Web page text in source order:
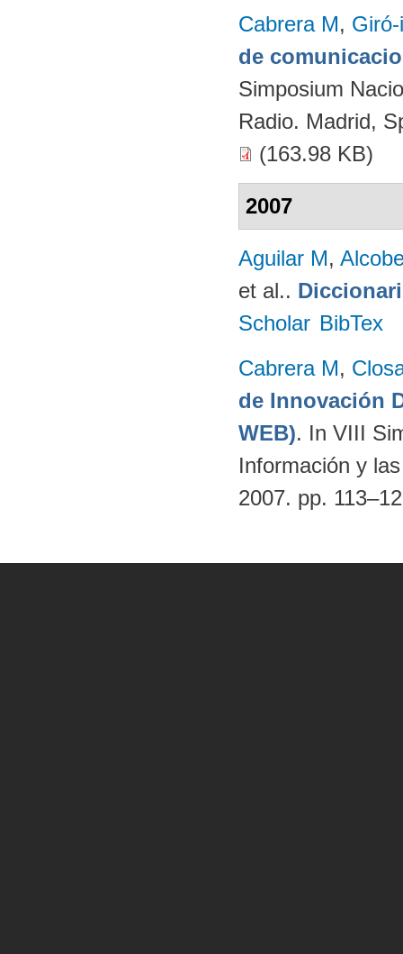
Cabrera M,
de
Simposium
Radio. Madrid,
(163.98 KB)
2007
Aguilar M,
et al..
Scholar BibTex
Cabrera M,
de Innovación
WEB). In VIII
Información y
2007. pp.